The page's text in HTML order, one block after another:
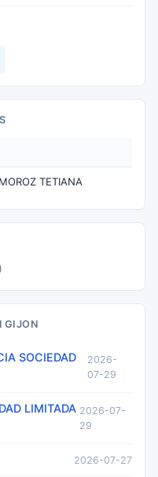
TETIANA
GIJON
SOCIEDAD
2026-
07-29
LIMITADA 2026-07-
29
2026-07-27